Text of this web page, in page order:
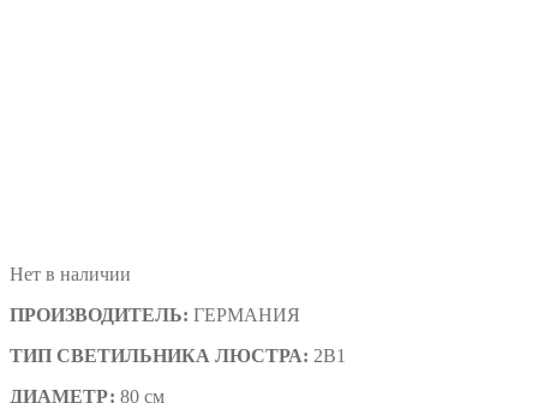
Нет в наличии
ПРОИЗВОДИТЕЛЬ: ГЕРМАНИЯ
ТИП СВЕТИЛЬНИКА ЛЮСТРА: 2В1
ДИАМЕТР: 80 см